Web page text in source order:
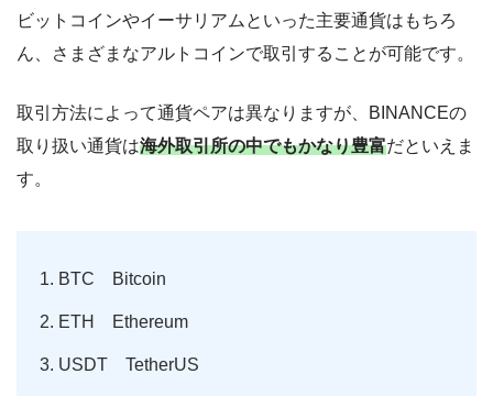
ビットコインやイーサリアムといった主要通貨はもちろ
ん、さまざまなアルトコインで取引することが可能です。
取引方法によって通貨ペアは異なりますが、BINANCEの
取り扱い通貨は海外取引所の中でもかなり豊富だといえま
す。
BTC Bitcoin
ETH Ethereum
USDT TetherUS